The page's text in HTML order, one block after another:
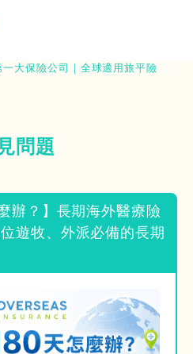
大保險公司｜全球適用旅平險
問題
辦？】長期海外醫療險
遊牧、外派必備的長期